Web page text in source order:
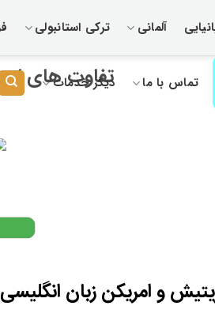
آلمانی ترکی استانبولی
تماس با ما دیگر خدمات
تفاوت های
و امریکن زبان انگلیسی